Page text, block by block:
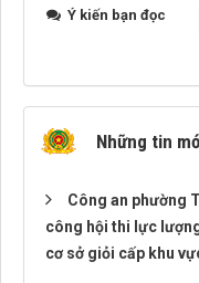
Ý kiến bạn đọc
Những tin
Công an phường
công hội thi lực
cơ sở giỏi cấp khu